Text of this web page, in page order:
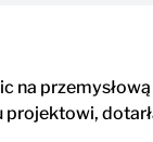
na